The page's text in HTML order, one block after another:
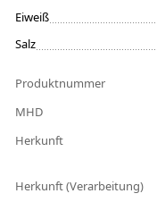
Eiweiß
Salz
Produktnummer
MHD
Herkunft
Herkunft (Verarbeitung)